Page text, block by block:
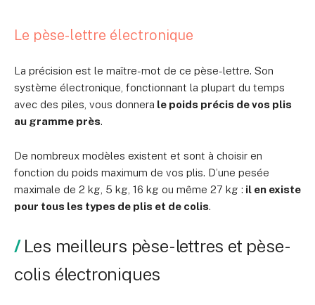
Le pèse-lettre électronique
La précision est le maître-mot de ce pèse-lettre. Son
système électronique, fonctionnant la plupart du temps
avec des piles, vous donnera le poids précis de vos plis
au gramme près.
De nombreux modèles existent et sont à choisir en
fonction du poids maximum de vos plis. D’une pesée
maximale de 2 kg, 5 kg, 16 kg ou même 27 kg : il en existe
pour tous les types de plis et de colis.
Les meilleurs pèse-lettres et pèse-
colis électroniques